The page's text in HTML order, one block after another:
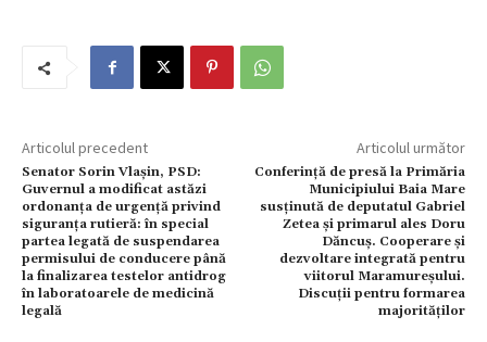
Articolul precedent
Senator Sorin Vlașin, PSD:
Guvernul a modificat astăzi
ordonanța de urgență privind
siguranța rutieră: în special
partea legată de suspendarea
permisului de conducere până
la finalizarea testelor antidrog
în laboratoarele de medicină
legală
Articolul următor
Conferință de presă la Primăria
Municipiului Baia Mare
susținută de deputatul Gabriel
Zetea și primarul ales Doru
Dăncuș. Cooperare și
dezvoltare integrată pentru
viitorul Maramureșului.
Discuții pentru formarea
majorităților